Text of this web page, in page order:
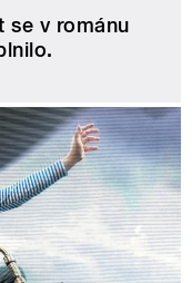
se v románu